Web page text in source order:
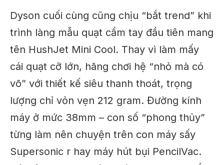
Dyson cuối cùng cũng chịu “bắt trend” khi
trình làng mẫu quạt cầm tay đầu tiên mang
tên HushJet Mini Cool. Thay vì làm mấy
cái quạt cỡ lớn, hãng chơi hệ “nhỏ mà có
võ” với thiết kế siêu thanh thoát, trọng
lượng chỉ vỏn vẹn 212 gram. Đường kính
máy ở mức 38mm – con số “phong thủy”
từng làm nên chuyện trên con máy sấy
Supersonic r hay máy hút bụi PencilVac.